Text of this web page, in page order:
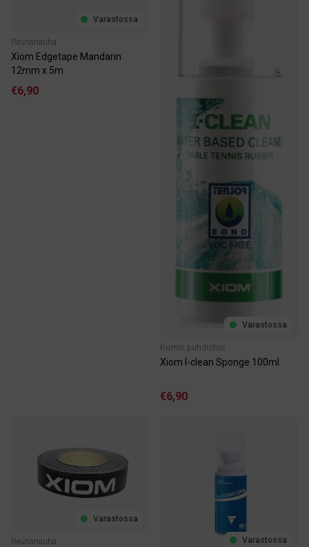
Varastossa
Reunanauha
Xiom Edgetape Mandarin
12mm x 5m
€6,90
Varastossa
Kumin puhdistus
Xiom I-clean Sponge 100ml
€6,90
Varastossa
Reunanauha Varastossa